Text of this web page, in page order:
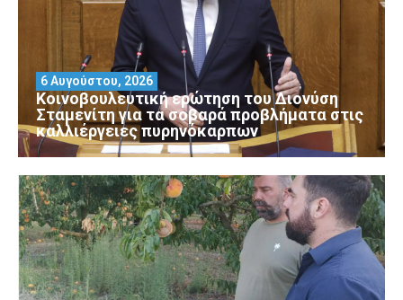
Κοινοβουλευτική ερώτηση του Διονύση
Σταμενίτη για τα σοβαρά προβλήματα στις
καλλιέργειες πυρηνόκαρπων
6 Αυγούστου, 2026